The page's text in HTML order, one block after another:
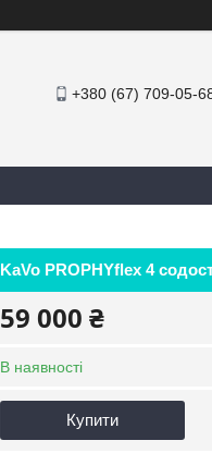
+380 (67) 709-05-
KaVo PROPHYflex 4
59 000 ₴
В наявності
Купити